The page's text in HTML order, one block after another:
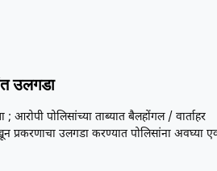
उलगडा
; आरोपी पोलिसांच्या ताब्यात बैलहोंगल / वार्ताहर
प्रकरणाचा उलगडा करण्यात पोलिसांना अवघ्या